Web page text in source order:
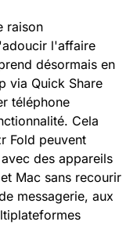
raison
l'affaire
désormais en
via Quick Share
téléphone
Cela
Fold peuvent
des appareils
Mac sans recourir
messagerie, aux